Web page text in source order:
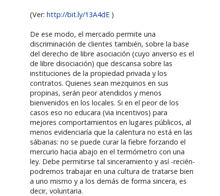
(Ver:http://bit.ly/13A4dE )
De ese modo, el mercado permite una
discriminación de clientes también, sobre la base
del derecho de libre asociación (cuyo anverso es el
de libre disociación) que descansa sobre las
instituciones de la propiedad privada y los
contratos. Quienes sean mezquinos en sus
propinas, serán peor atendidos y menos
bienvenidos en los locales. Si en el peor de los
casos eso no educara (via incentivos) para
mejores comportamientos en lugares públicos, al
menos evidenciaría que la calentura no está en las
sábanas: no se puede curar la fiebre forzando el
mercurio hacia abajo en el termómetro con una
ley. Debe permitirse tal sinceramiento y así -recién-
podremos trabajar en una cultura de tratarse bien
a uno mismo y a los demás de forma sincera, es
decir, voluntaria.